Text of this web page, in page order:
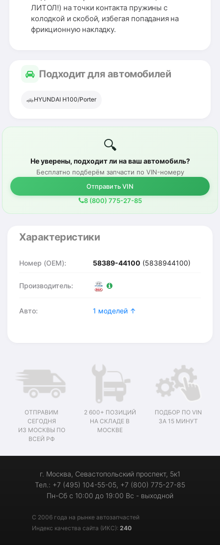
ЛИТОЛ!) на точки контакта пружины с
колодкой и скобой, избегая попадания на
фрикционную накладку.
Подходит для автомобилей
🚗HYUNDAI H100/Porter
🔍
Не уверены, подходит ли на ваш автомобиль?
Бесплатно подберём запчасти по VIN-номеру
Отправить VIN
8 (800) 775-27-85
Характеристики
Номер (OEM): 58389-44100 (5838944100)
Производитель:
Авто: 1 моделей ↑
ОТПРАВИМ
СЕГОДНЯ
ИЗ МОСКВЫ ПО
ВСЕЙ РФ
2 600+ ПОЗИЦИЙ
НА СКЛАДЕ В
МОСКВЕ
ПОДБОР ПО VIN
ЗА 15 МИНУТ
г. Москва, Севастопольский проспект, 5к1
Тел.: +7 (495) 104-55-05, +7 (800) 775-27-85
Пн-Сб с 10:00 до 19:00 Вс - выходной
С 2006 года на рынке автозапчастей
Индекс качества сайта (ИКС): 240